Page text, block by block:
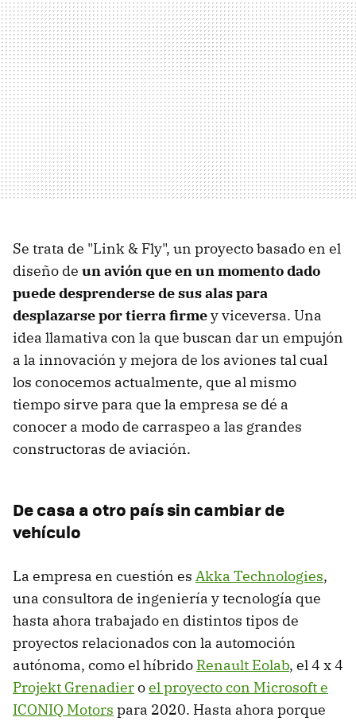
Se trata de "Link & Fly", un proyecto basado en el
diseño de un avión que en un momento dado
puede desprenderse de sus alas para
desplazarse por tierra firmey viceversa. Una
idea llamativa con la que buscan dar un empujón
a la innovación y mejora de los aviones tal cual
los conocemos actualmente, que al mismo
tiempo sirve para que la empresa se dé a
conocer a modo de carraspeo a las grandes
constructoras de aviación.
De casa a otro país sin cambiar de
vehículo
La empresa en cuestión es Akka Technologies,
una consultora de ingeniería y tecnología que
hasta ahora trabajado en distintos tipos de
proyectos relacionados con la automoción
autónoma, como el híbrido Renault Eolab, el 4 x 4
Projekt Grenadieroel proyecto con Microsoft e
ICONIQ Motors para 2020. Hasta ahora porque